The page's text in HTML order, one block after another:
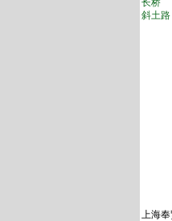
长桥
斜土路
上海